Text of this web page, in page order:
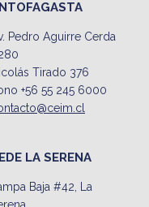
Pedro Aguirre Cerda
Tirado 376
+56 55 245 6000
LA SERENA
Baja #42, La